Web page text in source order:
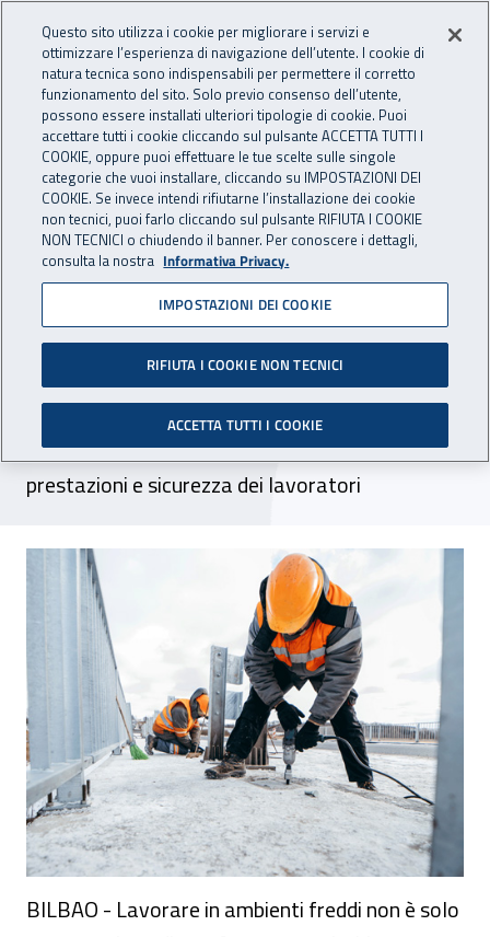
INAIL - Istituto Nazionale
Apri cerca
Navigazione principale
Navigazione - Ti trovi in:
Home Inail comunica News
13 gennaio 2026
Rischi e prevenzione per il
lavoro al freddo
Dallo stress termico agli infortuni, l’esposizione
a basse temperature incide su salute,
prestazioni e sicurezza dei lavoratori
Rischi e prevenzione per il lavoro al
BILBAO - Lavorare in ambienti freddi non è solo
Questo sito utilizza i cookie per migliorare i servizi e
ottimizzare l’esperienza di navigazione dell’utente. I cookie di
natura tecnica sono indispensabili per permettere il corretto
funzionamento del sito. Solo previo consenso dell’utente,
possono essere installati ulteriori tipologie di cookie. Puoi
accettare tutti i cookie cliccando sul pulsante ACCETTA TUTTI I
COOKIE, oppure puoi effettuare le tue scelte sulle singole
categorie che vuoi installare, cliccando su IMPOSTAZIONI DEI
COOKIE. Se invece intendi rifiutarne l’installazione dei cookie
non tecnici, puoi farlo cliccando sul pulsante RIFIUTA I COOKIE
NON TECNICI o chiudendo il banner. Per conoscere i dettagli,
consulta la nostra Informativa Privacy.
IMPOSTAZIONI DEI COOKIE
RIFIUTA I COOKIE NON TECNICI
ACCETTA TUTTI I COOKIE